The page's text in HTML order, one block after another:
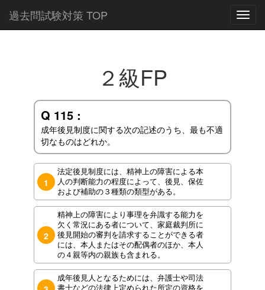
過去問試験対策 TOP
２級FP
Q 115 :
成年後見制度に関する次の記述のうち、最も不適
切なものはどれか。
1
法定後見制度には、精神上の障害による本
人の判断能力の程度によって、後見、保佐
および補助の３種類の類型がある。
2
精神上の障害により事理を弁識する能力を
欠く常況にある者について、家庭裁判所に
後見開始の審判を請求することができる者
には、本人またはその配偶者のほか、本人
の４親等内の親族も含まれる。
成年後見人となるためには、弁護士や司法
書士などの法律上定められた所定の資格を